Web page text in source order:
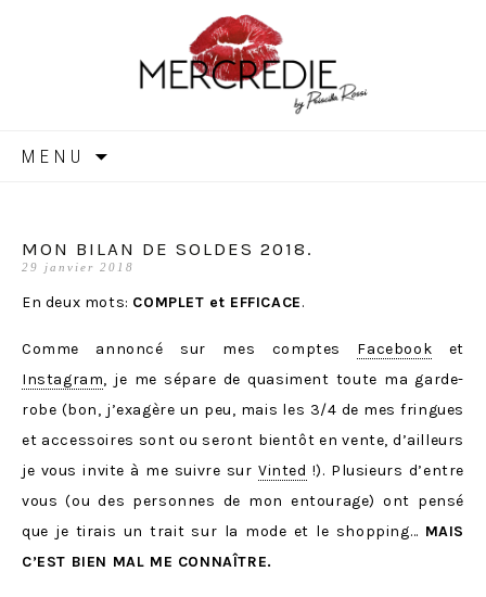
MERCREDIE
MENU
MON BILAN DE SOLDES 2018.
29 janvier 2018
En deux mots: COMPLET et EFFICACE.
Comme annoncé sur mes comptes Facebook et
Instagram, je me sépare de quasiment toute ma garde-
robe (bon, j’exagère un peu, mais les 3/4 de mes fringues
et accessoires sont ou seront bientôt en vente, d’ailleurs
je vous invite à me suivre sur Vinted !). Plusieurs d’entre
vous (ou des personnes de mon entourage) ont pensé
que je tirais un trait sur la mode et le shopping… MAIS
C’EST BIEN MAL ME CONNAÎTRE.